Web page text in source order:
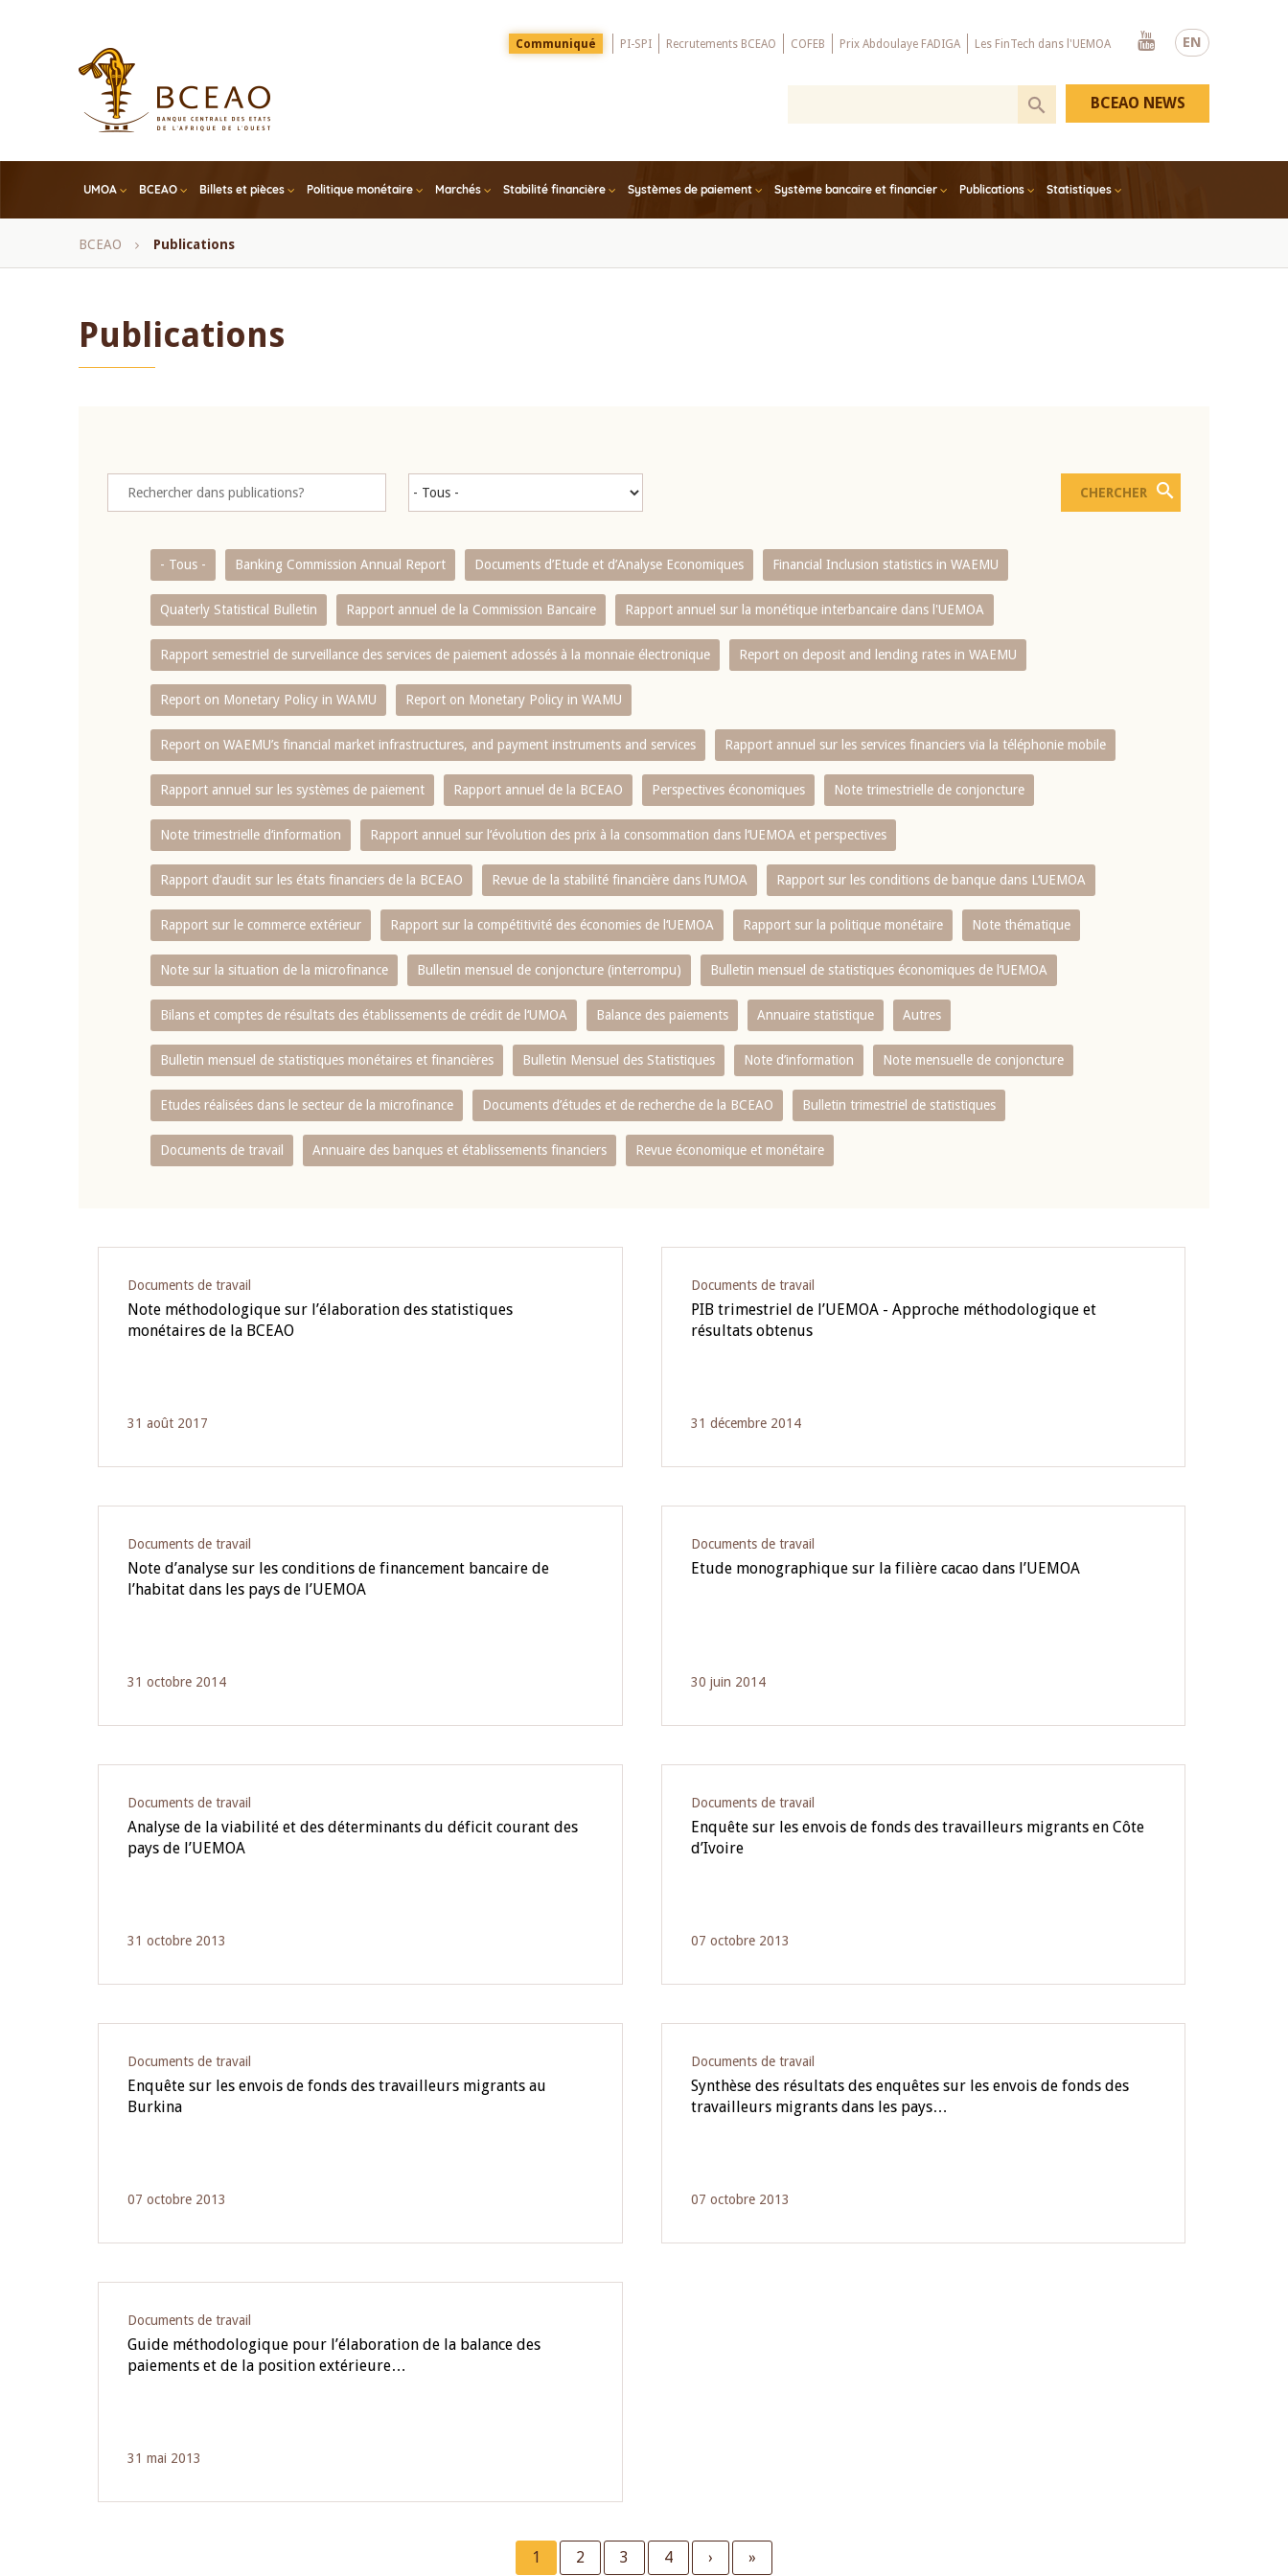
EN
Menu
Top
Communiqué PI-SPI Recrutements BCEAO COFEB Prix Abdoulaye FADIGA Les FinTech dans l'UEMOA
Youtube
UMOA BCEAO Billets et pièces Politique monétaire Marchés Stabilité financière Systèmes de paiement Système bancaire et financier Publications Statistiques
BCEAO NEWS
Fil
BCEAO Publications
Publications
- Tous - Banking Commission Annual Report Documents d’Etude et d’Analyse Economiques Financial Inclusion statistics in WAEMU
Quaterly Statistical Bulletin Rapport annuel de la Commission Bancaire Rapport annuel sur la monétique interbancaire dans l'UEMOA
Rapport semestriel de surveillance des services de paiement adossés à la monnaie électronique Report on deposit and lending rates in WAEMU
Report on Monetary Policy in WAMU Report on Monetary Policy in WAMU
Report on WAEMU’s financial market infrastructures, and payment instruments and services Rapport annuel sur les services financiers via la téléphonie mobile
Rapport annuel sur les systèmes de paiement Rapport annuel de la BCEAO Perspectives économiques Note trimestrielle de conjoncture
Note trimestrielle d‘information Rapport annuel sur l‘évolution des prix à la consommation dans l‘UEMOA et perspectives
Rapport d‘audit sur les états financiers de la BCEAO Revue de la stabilité financière dans l‘UMOA Rapport sur les conditions de banque dans L‘UEMOA
Rapport sur le commerce extérieur Rapport sur la compétitivité des économies de l‘UEMOA Rapport sur la politique monétaire Note thématique
Note sur la situation de la microfinance Bulletin mensuel de conjoncture (interrompu) Bulletin mensuel de statistiques économiques de l‘UEMOA
Bilans et comptes de résultats des établissements de crédit de l‘UMOA Balance des paiements Annuaire statistique Autres
Bulletin mensuel de statistiques monétaires et financières Bulletin Mensuel des Statistiques Note d’information Note mensuelle de conjoncture
Etudes réalisées dans le secteur de la microfinance Documents d’études et de recherche de la BCEAO Bulletin trimestriel de statistiques
Documents de travail Annuaire des banques et établissements financiers Revue économique et monétaire
Documents de travail
Note méthodologique sur l’élaboration des statistiques
monétaires de la BCEAO
31 août 2017
Documents de travail
PIB trimestriel de l’UEMOA - Approche méthodologique et
résultats obtenus
31 décembre 2014
Documents de travail
Note d’analyse sur les conditions de financement bancaire de
l’habitat dans les pays de l’UEMOA
31 octobre 2014
Documents de travail
Etude monographique sur la filière cacao dans l’UEMOA
30 juin 2014
Documents de travail
Analyse de la viabilité et des déterminants du déficit courant des
pays de l’UEMOA
31 octobre 2013
Documents de travail
Enquête sur les envois de fonds des travailleurs migrants en Côte
d’Ivoire
07 octobre 2013
Documents de travail
Enquête sur les envois de fonds des travailleurs migrants au
Burkina
07 octobre 2013
Documents de travail
Synthèse des résultats des enquêtes sur les envois de fonds des
travailleurs migrants dans les pays…
07 octobre 2013
Documents de travail
Guide méthodologique pour l’élaboration de la balance des
paiements et de la position extérieure…
31 mai 2013
Current
1 Page
2 Page
3 Page
4
Next
›
Last
»